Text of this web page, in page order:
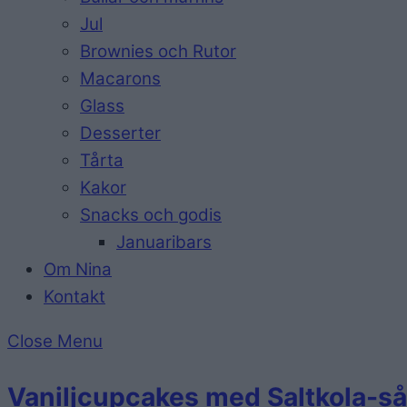
Jul
Brownies och Rutor
Macarons
Glass
Desserter
Tårta
Kakor
Snacks och godis
Januaribars
Om Nina
Kontakt
Close Menu
Vaniljcupcakes med Saltkola-